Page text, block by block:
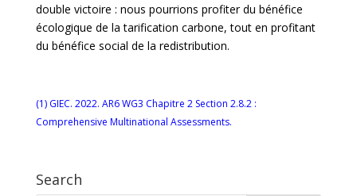
double victoire : nous pourrions profiter du bénéfice
écologique de la tarification carbone, tout en profitant
du bénéfice social de la redistribution.
(1) GIEC. 2022. AR6 WG3 Chapitre 2 Section 2.8.2 :
Comprehensive Multinational Assessments.
Search